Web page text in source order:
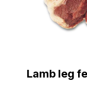
Lamb leg